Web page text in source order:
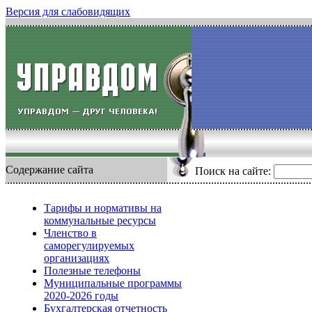
Версия для слабовидящих
Содержание сайта Поиск на сайте:
Тарифы и нормативы на
коммунальные ресурсы
Членство в
саморегулируемых
организациях
Полезные телефоны
Муниципальные программы
2020-2026 годы
Бухгалтерская отчетность